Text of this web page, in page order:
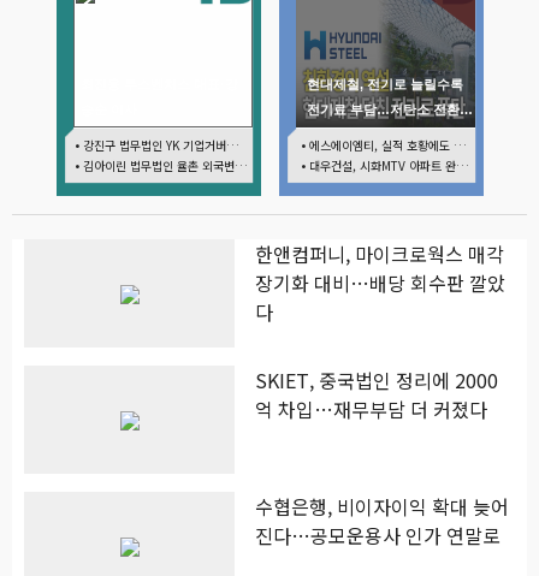
• 강진구 법무법인 YK 기업거버넌스센터 센터장
• 김아이린 법무법인 율촌 외국변호사
현대제철, 전기로 늘릴수록
전기료 부담…저탄소 전환의
• 에스에이엠티, 실적 호황에도 마르는 '현금'…재고·달러빚 부담 확대
• 대우건설, 시화MTV 아파트 완판에도 손실…공사비 회수 난항
한앤컴퍼니, 마이크로웍스 매각
장기화 대비…배당 회수판 깔았
다
SKIET, 중국법인 정리에 2000
억 차입…재무부담 더 커졌다
수협은행, 비이자이익 확대 늦어
진다…공모운용사 인가 연말로